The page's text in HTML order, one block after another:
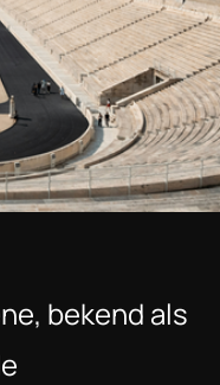
bekend als